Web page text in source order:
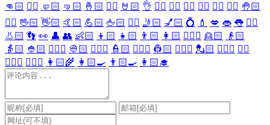
👊🏻 ✊🏻 🤛🏻 🤜🏻 🤞🏻 ✌🏻 🤘🏻 👌 👈🏻 👉🏻 👆🏻 👇🏻 ☝🏻 ✋🏻 🤚🏻
🖐🏻 🖖🏻 👋🏻 🤙🏻 💪🏻 🖕🏻 ✍🏻 🤳🏻 💅🏻 💍 💄 💋 👄 👅 👂🏻
👃🏻 👣 👀 👤 👥 👶🏻 👦🏻 👧🏻 👨🏻 👩🏻 👱🏻‍♀️ 👱🏻
👴🏻
👵🏻 👲🏻 👳🏻‍♀️ 👳🏻 👮🏻‍♀️ 👮🏻 👷🏻‍♀️ 👷🏻 💂🏻‍♀️ 💂🏻 🕵🏻‍♀️ 🕵🏻
👩🏻‍⚕️ 👨🏻‍⚕️ 👩🏻‍🌾 👩🏻‍🍳 👨🏻‍🍳 👩🏻‍🎓